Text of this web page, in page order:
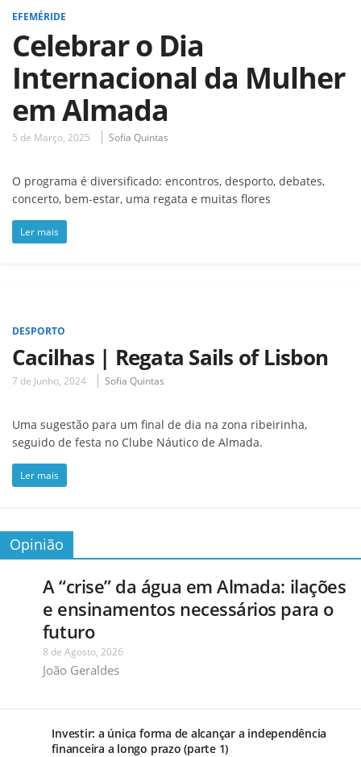
EFEMÉRIDE
Celebrar o Dia
Internacional da Mulher
em Almada
5 de Março, 2025 Sofia Quintas
O programa é diversificado: encontros, desporto, debates,
concerto, bem-estar, uma regata e muitas flores
Ler mais
DESPORTO
Cacilhas | Regata Sails of Lisbon
7 de Junho, 2024 Sofia Quintas
Uma sugestão para um final de dia na zona ribeirinha,
seguido de festa no Clube Náutico de Almada.
Ler mais
Opinião
A “crise” da água em Almada: ilações
e ensinamentos necessários para o
futuro
8 de Agosto, 2026
João Geraldes
Investir: a única forma de alcançar a independência
financeira a longo prazo (parte 1)